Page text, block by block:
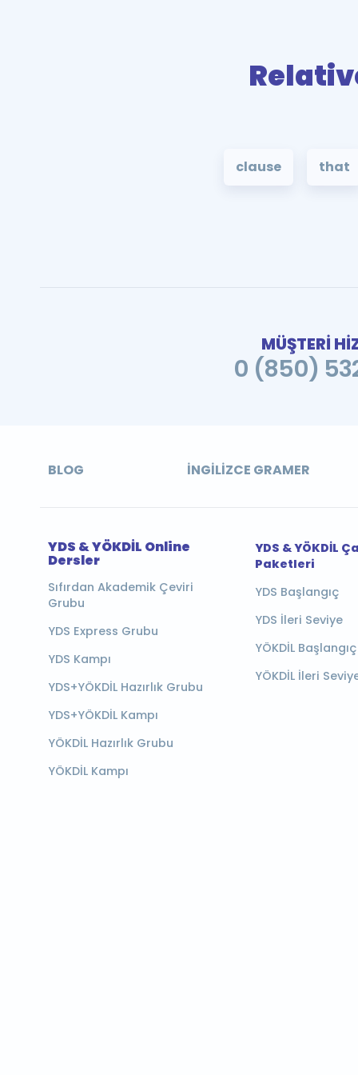
clause that
MÜŞTERİ
0 (850)
BLOG İNGILIZCE GRAMER
YDS & YÖKDİL Online
Dersler
Sıfırdan Akademik Çeviri
Grubu
YDS Express Grubu
YDS Kampı
YDS+YÖKDİL Hazırlık Grubu
YDS+YÖKDİL Kampı
YÖKDİL Hazırlık Grubu
YÖKDİL Kampı
YDS & YÖKDİL
Paketleri
YDS Başlangıç
YDS İleri Seviye
YÖKDİL Başlangıç
YÖKDİL İleri